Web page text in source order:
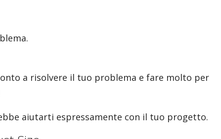
a risolvere il tuo problema e fare molto per
aiutarti espressamente con il tuo progetto.